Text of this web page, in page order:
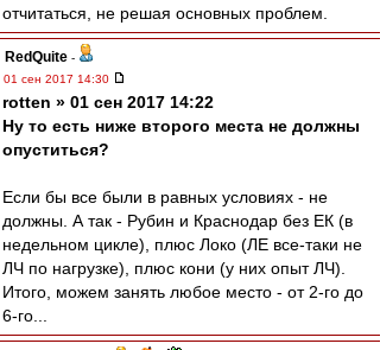
отчитаться, не решая основных проблем.
RedQuite -
01 сен 2017 14:30
rotten » 01 сен 2017 14:22
Ну то есть ниже второго места не должны
опуститься?
Если бы все были в равных условиях - не
должны. А так - Рубин и Краснодар без ЕК (в
недельном цикле), плюс Локо (ЛЕ все-таки не
ЛЧ по нагрузке), плюс кони (у них опыт ЛЧ).
Итого, можем занять любое место - от 2-го до
6-го...